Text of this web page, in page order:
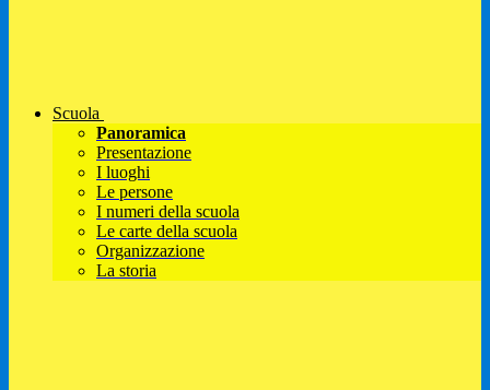
Scuola
Panoramica
Presentazione
I luoghi
Le persone
I numeri della scuola
Le carte della scuola
Organizzazione
La storia